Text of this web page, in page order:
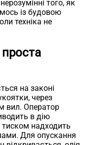
того, як
із будовою
техніка не
на законі
через
вил. Оператор
в дію
тиском надходить
Для опускання